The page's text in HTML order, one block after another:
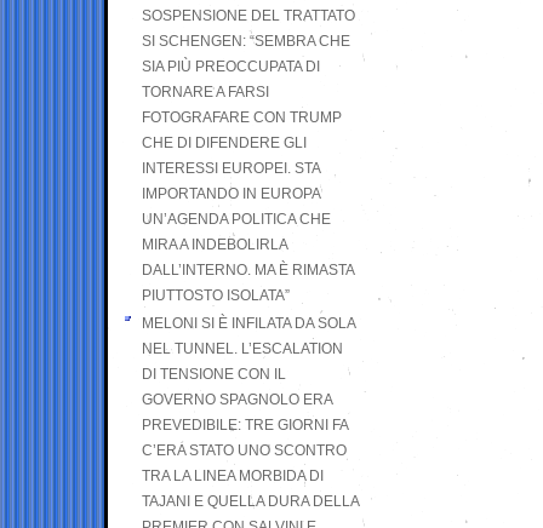
SOSPENSIONE DEL TRATTATO
SI SCHENGEN: “SEMBRA CHE
SIA PIÙ PREOCCUPATA DI
TORNARE A FARSI
FOTOGRAFARE CON TRUMP
CHE DI DIFENDERE GLI
INTERESSI EUROPEI. STA
IMPORTANDO IN EUROPA
UN’AGENDA POLITICA CHE
MIRA A INDEBOLIRLA
DALL’INTERNO. MA È RIMASTA
PIUTTOSTO ISOLATA”
MELONI SI È INFILATA DA SOLA
NEL TUNNEL. L’ESCALATION
DI TENSIONE CON IL
GOVERNO SPAGNOLO ERA
PREVEDIBILE: TRE GIORNI FA
C’ERA STATO UNO SCONTRO
TRA LA LINEA MORBIDA DI
TAJANI E QUELLA DURA DELLA